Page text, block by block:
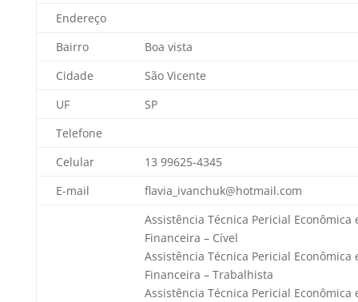
Endereço
Bairro
Boa vista
Cidade
São Vicente
UF
SP
Telefone
Celular
13 99625-4345
E-mail
flavia_ivanchuk@hotmail.com
Assistência Técnica Pericial Econômica
Financeira – Cível
Assistência Técnica Pericial Econômica
Financeira – Trabalhista
Assistência Técnica Pericial Econômica